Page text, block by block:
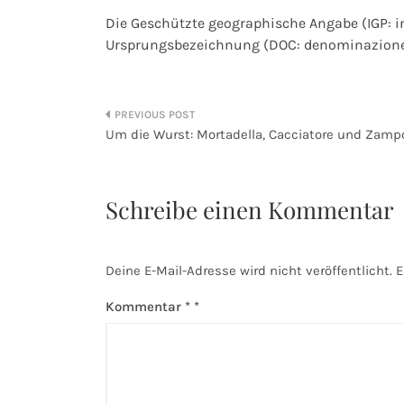
Die Geschützte geographische Angabe
Ursprungsbezeichnung (DOC:
Beitragsnavigation
Um die Wurst: Mortadella, Cacciatore und
Schreibe einen Kommentar
Deine E-Mail-Adresse wird nicht veröffentlicht.
Kommentar *